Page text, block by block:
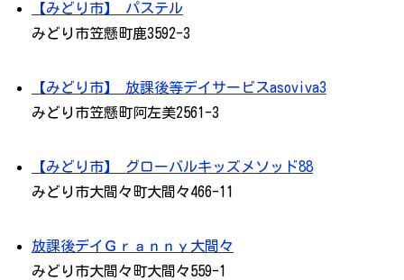
【みどり市】 パステル
みどり市笠懸町鹿3592-3
【みどり市】 放課後等デイサービスasoviva3
みどり市笠懸町阿左美2561-3
【みどり市】 グローバルキッズメソッド88
みどり市大間々町大間々466-11
放課後デイＧｒａｎｎｙ大間々
みどり市大間々町大間々559-1